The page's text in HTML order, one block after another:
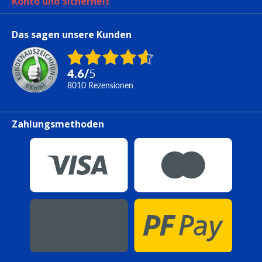
Das sagen unsere Kunden
4.6/5
8010 Rezensionen
Zahlungsmethoden